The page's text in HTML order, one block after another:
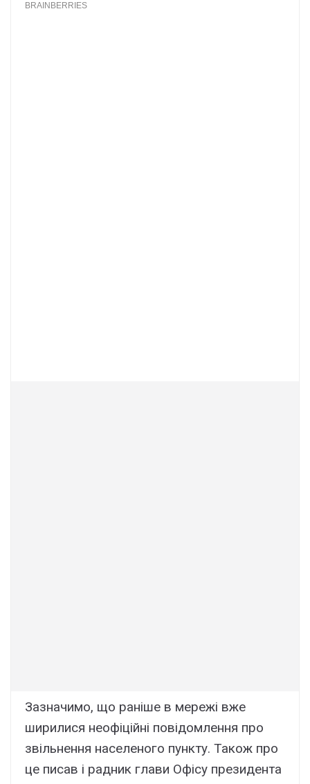
Зазначимо, що раніше в мережі вже
ширилися неофіційні повідомлення про
звільнення населеного пункту. Також про
це писав і радник глави Офісу президента